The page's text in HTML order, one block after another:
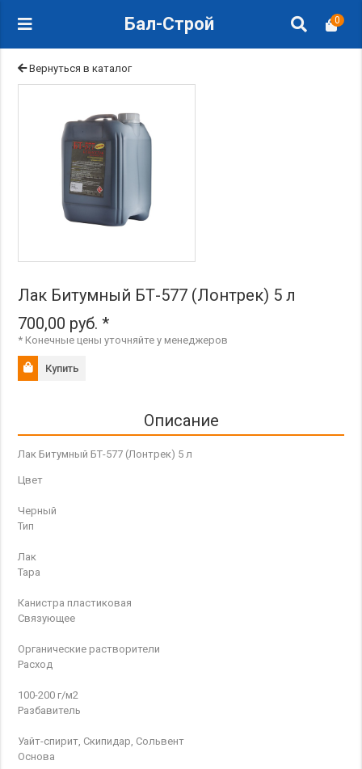
Бал-Строй 0
Вернуться в каталог
Лак Битумный БТ-577 (Лонтрек) 5 л
700,00 руб.*
* Конечные цены уточняйте у менеджеров
Купить
Описание
Лак Битумный БТ-577 (Лонтрек) 5 л
Цвет
Черный
Тип
Лак
Тара
Канистра пластиковая
Связующее
Органические растворители
Расход
100-200 г/м2
Разбавитель
Уайт-спирит, Скипидар, Сольвент
Основа